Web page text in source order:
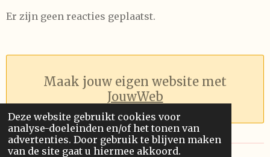
Deze website gebruikt cookies voor
analyse-doeleinden en/of het tonen van
advertenties. Door gebruik te blijven maken
van de site gaat u hiermee akkoord.
Er zijn geen reacties geplaatst.
Maak jouw eigen website met
JouwWeb